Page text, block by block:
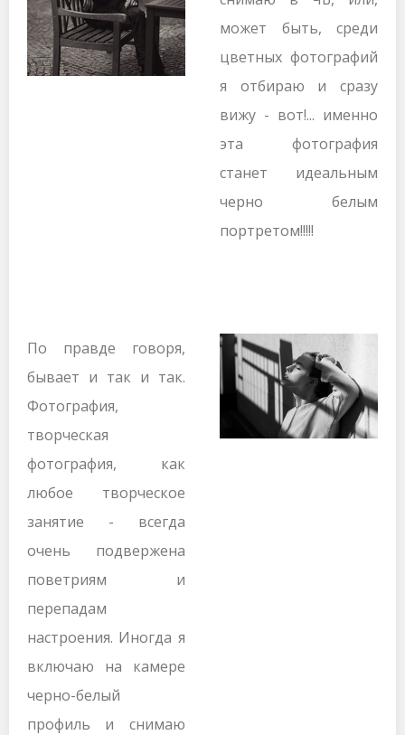
может быть, среди
цветных фотографий
я отбираю и сразу
вижу - вот!... именно
эта фотография
станет идеальным
черно белым
портретом!!!!!
По правде говоря,
бывает и так и так.
Фотография,
творческая
фотография, как
любое творческое
занятие - всегда
очень подвержена
поветриям и
перепадам
настроения. Иногда я
включаю на камере
черно-белый
профиль и снимаю